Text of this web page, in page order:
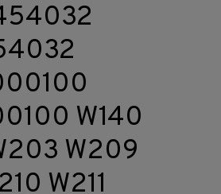
W140
W209
W211